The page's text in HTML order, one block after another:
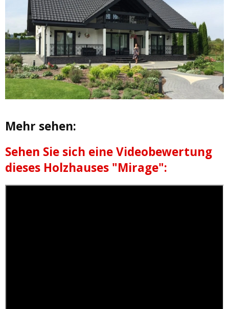
Mehr sehen:
Sehen Sie sich eine Videobewertung
dieses Holzhauses "Mirage":